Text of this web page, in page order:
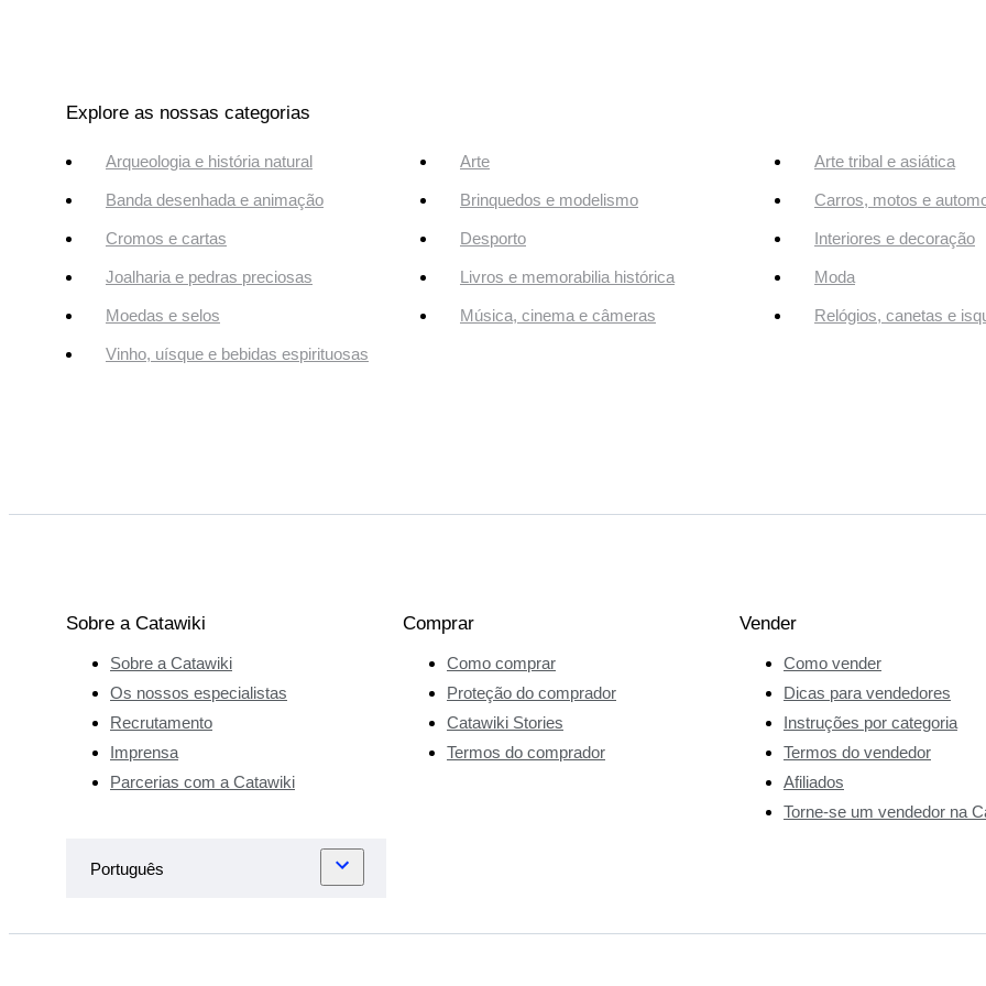
Explore as nossas categorias
Arqueologia e história natural Arte Arte tribal e asiática
Banda desenhada e animação Brinquedos e modelismo Carros, motos e
Cromos e cartas Desporto Interiores e decoração
Joalharia e pedras preciosas Livros e memorabilia histórica Moda
Moedas e selos Música, cinema e câmeras Relógios, canetas e
Vinho, uísque e bebidas espirituosas
Sobre a Catawiki
Sobre a Catawiki
Os nossos especialistas
Recrutamento
Imprensa
Parcerias com a Catawiki
Comprar
Como comprar
Proteção do comprador
Catawiki Stories
Termos do comprador
Vender
Como vender
Dicas para vendedores
Instruções por categoria
Termos do vendedor
Afiliados
Torne-se um vendedor na